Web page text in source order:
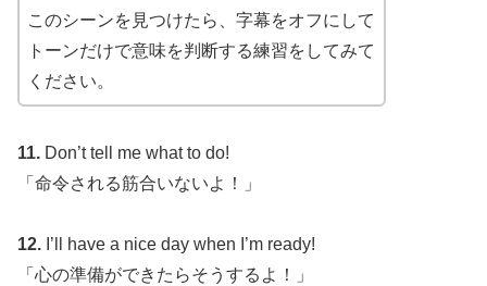
このシーンを見つけたら、字幕をオフにして
トーンだけで意味を判断する練習をしてみて
ください。
11. Don’t tell me what to do!
「命令される筋合いないよ！」
12. I’ll have a nice day when I’m ready!
「心の準備ができたらそうするよ！」